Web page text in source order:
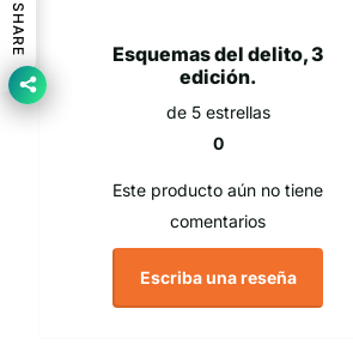
Esquemas del delito, 3
edición.
0
de 5 estrellas
Este producto aún no tiene
comentarios
Escriba una reseña
SHARE